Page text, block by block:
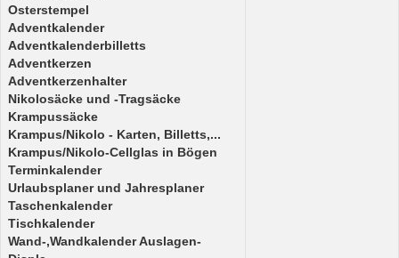
Osterstempel
Adventkalender
Adventkalenderbilletts
Adventkerzen
Adventkerzenhalter
Nikolosäcke und -Tragsäcke
Krampussäcke
Krampus/Nikolo - Karten, Billetts,...
Krampus/Nikolo-Cellglas in Bögen
Terminkalender
Urlaubsplaner und Jahresplaner
Taschenkalender
Tischkalender
Wand-,Wandkalender Auslagen-